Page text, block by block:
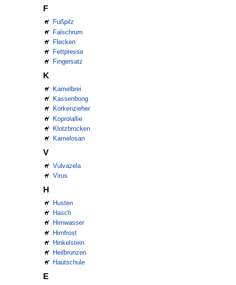
F
Fußpilz
Falschrum
Flecken
Fettpresse
Fingersatz
K
Kamelbrei
Kassenbong
Korkenzieher
Koprolallie
Klotzbrocken
Kamelosan
V
Vulvazela
Virus
H
Husten
Hasch
Hirnwasser
Hirnfrost
Hinkelstein
Heilbrunzen
Hautschule
E